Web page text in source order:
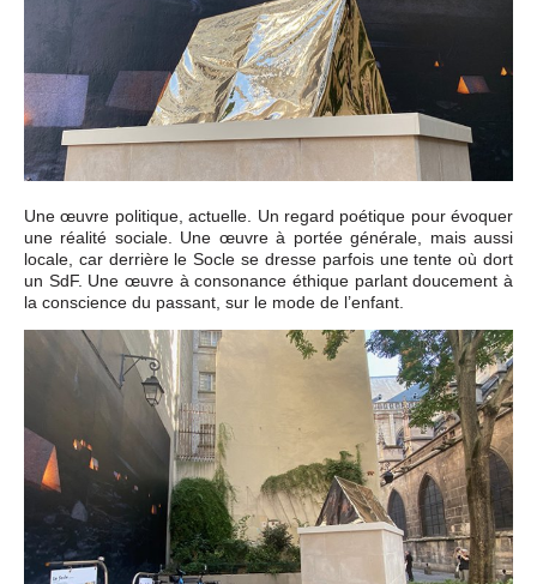
Une œuvre politique, actuelle. Un regard poétique pour évoquer
une réalité sociale. Une œuvre à portée générale, mais aussi
locale, car derrière le Socle se dresse parfois une tente où dort
un SdF. Une œuvre à consonance éthique parlant doucement à
la conscience du passant, sur le mode de l’enfant.